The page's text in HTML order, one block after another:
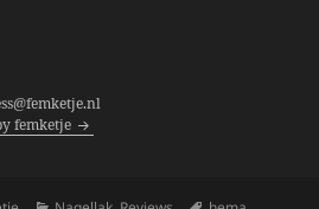
femketje